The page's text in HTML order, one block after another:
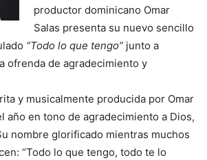
productor dominicano Omar
Salas presenta su nuevo sencillo
“Todo lo que tengo” junto a
ofrenda de agradecimiento y
y musicalmente producida por Omar
año en tono de agradecimiento a Dios,
nombre glorificado mientras muchos
“Todo lo que tengo, todo te lo